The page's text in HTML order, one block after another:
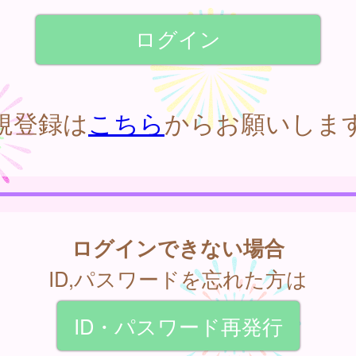
登録はこちらからお願いしま
ログインできない場合
ID,パスワードを忘れた方は
ID・パスワード再発行